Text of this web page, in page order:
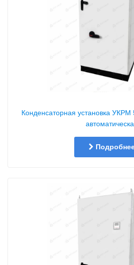
Конденсаторная установка УКРМ